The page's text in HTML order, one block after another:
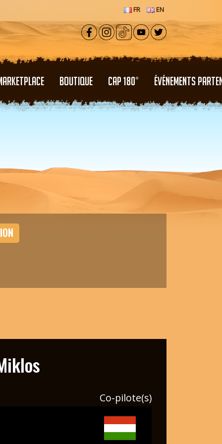
FR EN
BOUTIQUE CAP 180° ÉVÉNEMENTS
Co-pilote(s)